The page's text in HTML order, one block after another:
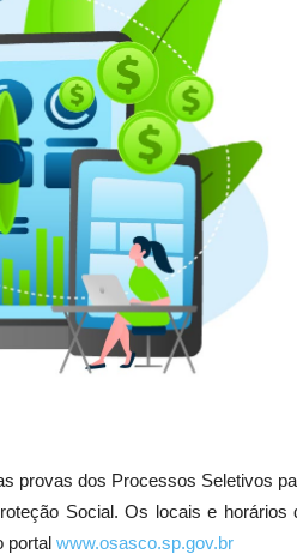
provas dos Processos Seletivos
Social. Os locais e horários
portal www.osasco.sp.gov.br